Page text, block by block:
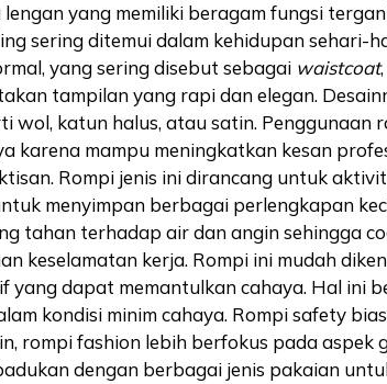
yang memiliki beragam fungsi
sering ditemui dalam kehidupan sehari-
yang sering disebut sebagai waistcoat
tampilan yang rapi dan elegan.
katun halus, atau satin. Penggunaan
karena mampu meningkatkan kesan
Rompi jenis ini dirancang untuk
menyimpan berbagai perlengkapan
tahan terhadap air dan angin sehingga
keselamatan kerja. Rompi ini mudah
dapat memantulkan cahaya. Hal ini
kondisi minim cahaya. Rompi safety
rompi fashion lebih berfokus pada
dengan berbagai jenis pakaian